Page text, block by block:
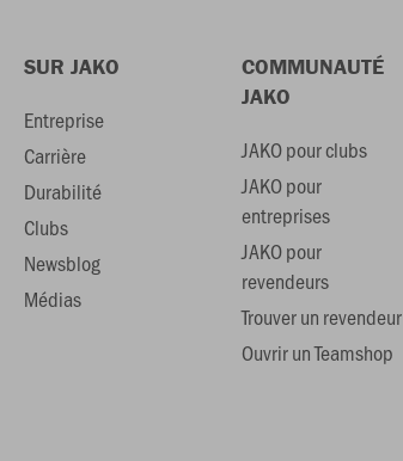
SUR JAKO
Entreprise
Carrière
Durabilité
Clubs
Newsblog
Médias
COMMUNAUTÉ
JAKO
JAKO pour clubs
JAKO pour
entreprises
JAKO pour
revendeurs
Trouver un revendeur
Ouvrir un Teamshop